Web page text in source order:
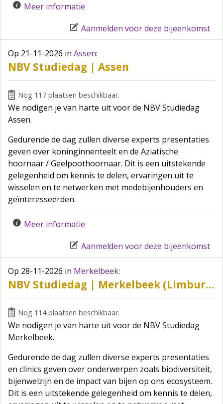
Meer informatie
Aanmelden voor deze bijeenkomst
Op 21-11-2026 in Assen:
NBV Studiedag | Assen
Nog 117 plaatsen beschikbaar.
We nodigen je van harte uit voor de NBV Studiedag
Assen.
Gedurende de dag zullen diverse experts presentaties
geven over koninginnenteelt en de Aziatische
hoornaar / Geelpoothoornaar. Dit is een uitstekende
gelegenheid om kennis te delen, ervaringen uit te
wisselen en te netwerken met medebijenhouders en
geïnteresseerden.
Meer informatie
Aanmelden voor deze bijeenkomst
Op 28-11-2026 in Merkelbeek:
NBV Studiedag | Merkelbeek (Limburg)
Nog 114 plaatsen beschikbaar.
We nodigen je van harte uit voor de NBV Studiedag
Merkelbeek.
Gedurende de dag zullen diverse experts presentaties
en clinics geven over onderwerpen zoals biodiversiteit,
bijenwelzijn en de impact van bijen op ons ecosysteem.
Dit is een uitstekende gelegenheid om kennis te delen,